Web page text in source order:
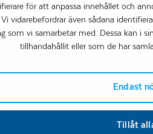
för att anpassa innehållet och
vidarebefordrar även sådana
som vi samarbetar med. Dessa kan
tillhandahållit eller som de har
Endast
Tillåt
Boka tid